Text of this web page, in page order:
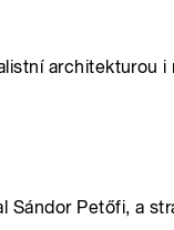
architekturou
Sándor Petőfi, a